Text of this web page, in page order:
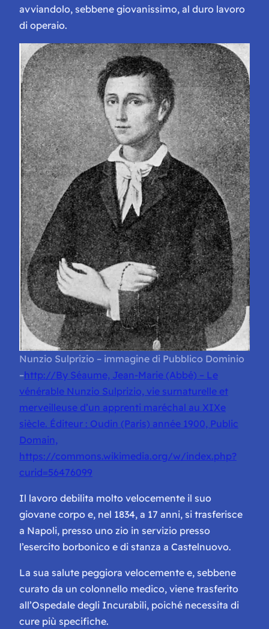
avviandolo, sebbene giovanissimo, al duro lavoro
di operaio.
Nunzio Sulprizio – immagine di Pubblico Dominio
–http://By Séaume, Jean-Marie (Abbé) – Le
vénérable Nunzio Sulprizio, vie surnaturelle et
merveilleuse d’un apprenti maréchal au XIXe
siècle. Éditeur : Oudin (Paris) année 1900, Public
Domain,
https://commons.wikimedia.org/w/index.php?
curid=56476099
Il lavoro debilita molto velocemente il suo
giovane corpo e, nel 1834, a 17 anni, si trasferisce
a Napoli, presso uno zio in servizio presso
l’esercito borbonico e di stanza a Castelnuovo.
La sua salute peggiora velocemente e, sebbene
curato da un colonnello medico, viene trasferito
all’Ospedale degli Incurabili, poiché necessita di
cure più specifiche.